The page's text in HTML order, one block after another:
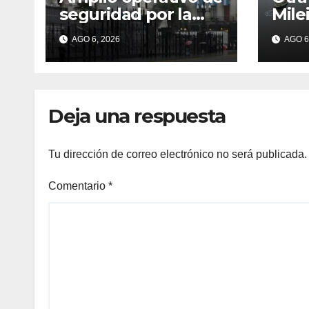
seguridad por la
marcha al
Congreso: el mapa
de los cortes y
AGO 6, 2026 AGO
Deja una respuesta
Tu dirección de correo electrónico no será publicada.
Comentario *